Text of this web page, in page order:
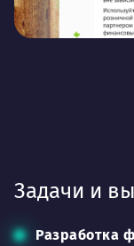
Задачи и
Разработка